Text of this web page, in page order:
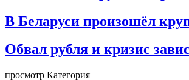
В Беларуси произошёл
Обвал рубля и кризис
просмотр Категория